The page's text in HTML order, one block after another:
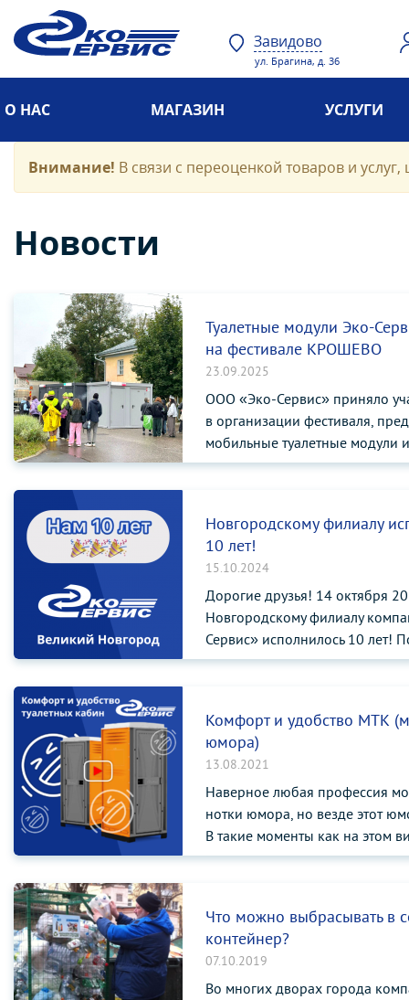
Завидово
ул. Брагина, д. 36
О НАС МАГАЗИН УСЛУГИ
Внимание! В связи с переоценкой товаров и
Новости
Туалетные модули Эко-
на фестивале КРОШЕВО
23.09.2025
ООО «Эко-Сервис» приняло
в организации фестиваля,
мобильные туалетные модули
Новгородскому филиалу
10 лет!
15.10.2024
Дорогие друзья! 14 октября
Новгородскому филиалу
Сервис» исполнилось 10 лет!
Комфорт и удобство МТК
юмора)
13.08.2021
Наверное любая профессия
нотки юмора, но везде этот
В такие моменты как на этом
Что можно выбрасывать в
контейнер?
07.10.2019
Во многих дворах города